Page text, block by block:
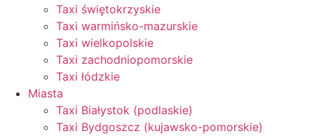
Taxi świętokrzyskie
Taxi warmińsko-mazurskie
Taxi wielkopolskie
Taxi zachodniopomorskie
Taxi łódzkie
Miasta
Taxi Białystok (podlaskie)
Taxi Bydgoszcz (kujawsko-pomorskie)